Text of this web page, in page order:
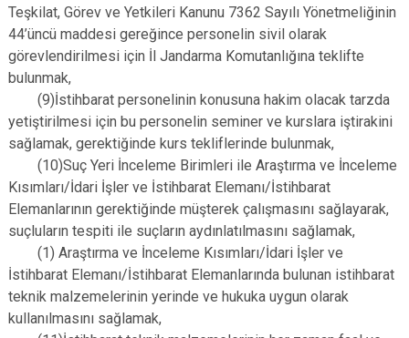
Teşkilat, Görev ve Yetkileri Kanunu 7362 Sayılı Yönetmeliğinin
44’üncü maddesi gereğince personelin sivil olarak
görevlendirilmesi için İl Jandarma Komutanlığına teklifte
bulunmak,
(9)İstihbarat personelinin konusuna hakim olacak tarzda
yetiştirilmesi için bu personelin seminer ve kurslara iştirakini
sağlamak, gerektiğinde kurs tekliflerinde bulunmak,
(10)Suç Yeri İnceleme Birimleri ile Araştırma ve İnceleme
Kısımları/İdari İşler ve İstihbarat Elemanı/İstihbarat
Elemanlarının gerektiğinde müşterek çalışmasını sağlayarak,
suçluların tespiti ile suçların aydınlatılmasını sağlamak,
(1) Araştırma ve İnceleme Kısımları/İdari İşler ve
İstihbarat Elemanı/İstihbarat Elemanlarında bulunan istihbarat
teknik malzemelerinin yerinde ve hukuka uygun olarak
kullanılmasını sağlamak,